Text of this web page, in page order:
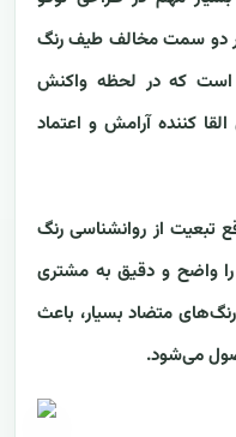
دو سمت مخالف طیف رنگ
است که در لحظه واکنش
کننده آرامش و اعتماد
تبعیت از روانشناسی رنگ
را واضح و دقیق به مشتری
متضاد بسیار، باعث
می‌شود.